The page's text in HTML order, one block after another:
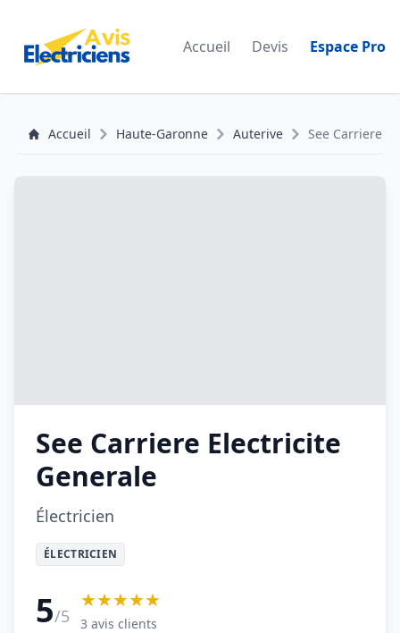
Accueil Devis Espace Pro
Accueil Haute-Garonne Auterive See Carriere
See Carriere Electricite
Generale
Électricien
ÉLECTRICIEN
5/5
★★★★★
3 avis clients